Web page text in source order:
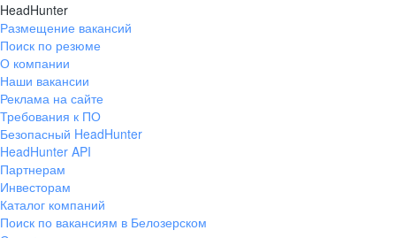
HeadHunter
Размещение вакансий
Поиск по резюме
О компании
Наши вакансии
Реклама на сайте
Требования к ПО
Безопасный HeadHunter
HeadHunter API
Партнерам
Инвесторам
Каталог компаний
Поиск по вакансиям в Белозерском